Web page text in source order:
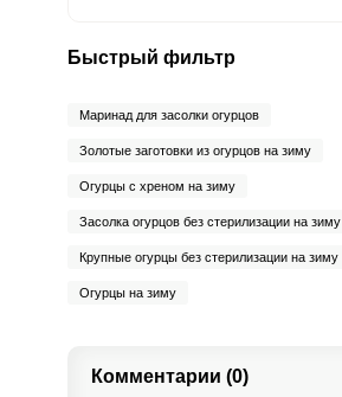
Быстрый фильтр
Маринад для засолки огурцов
Золотые заготовки из огурцов на зиму
Огурцы с хреном на зиму
Засолка огурцов без стерилизации на зиму
Крупные огурцы без стерилизации на зиму
Огурцы на зиму
Комментарии (0)